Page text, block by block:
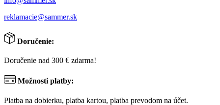
reklamacie@sammer.sk
Doručenie:
Doručenie nad 300 € zdarma!
Možnosti platby:
Platba na dobierku, platba kartou, platba prevodom na účet.